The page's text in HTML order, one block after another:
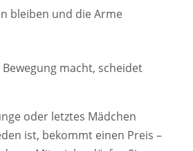
bleiben und die Arme
macht, scheidet
oder letztes Mädchen
ist, bekommt einen Preis –